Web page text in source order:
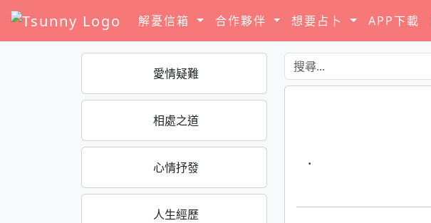
解憂信箱 合作夥伴 想要占卜 APP下載
愛情疑難
相處之道
心情抒發
人生經歷
·